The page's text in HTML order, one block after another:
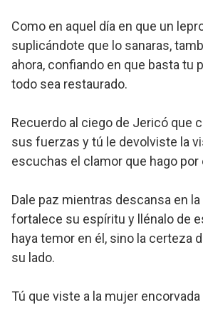
Como en aquel día en que un
suplicándote que lo sanaras,
ahora, confiando en que basta tu
todo sea restaurado.
Recuerdo al ciego de Jericó que
sus fuerzas y tú le devolviste la
escuchas el clamor que hago por
Dale paz mientras descansa en
fortalece su espíritu y llénalo de
haya temor en él, sino la certeza
su lado.
Tú que viste a la mujer